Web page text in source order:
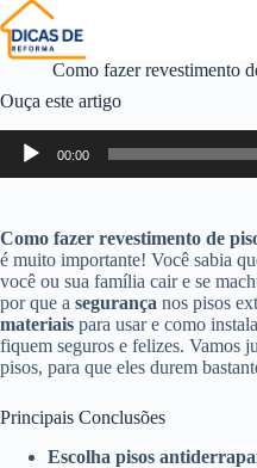
Como fazer revestimento
Ouça este artigo
Tocador
áudio
00:00
Como fazer revestimento de
é muito importante! Você sabia
você ou sua família cair e se
por que a segurança nos pisos
materiais para usar e como
fiquem seguros e felizes. Vamos
pisos, para que eles durem
Principais Conclusões
Escolha pisos